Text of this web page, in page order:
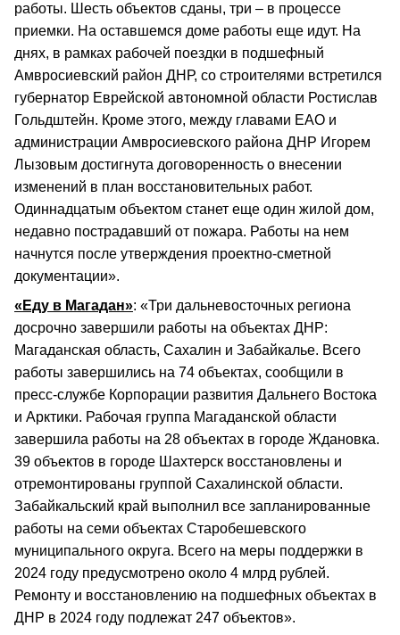
работы. Шесть объектов сданы, три – в процессе
приемки. На оставшемся доме работы еще идут. На
днях, в рамках рабочей поездки в подшефный
Амвросиевский район ДНР, со строителями встретился
губернатор Еврейской автономной области Ростислав
Гольдштейн. Кроме этого, между главами ЕАО и
администрации Амвросиевского района ДНР Игорем
Лызовым достигнута договоренность о внесении
изменений в план восстановительных работ.
Одиннадцатым объектом станет еще один жилой дом,
недавно пострадавший от пожара. Работы на нем
начнутся после утверждения проектно-сметной
документации».
«Еду в Магадан»: «Три дальневосточных региона
досрочно завершили работы на объектах ДНР:
Магаданская область, Сахалин и Забайкалье. Всего
работы завершились на 74 объектах, сообщили в
пресс-службе Корпорации развития Дальнего Востока
и Арктики. Рабочая группа Магаданской области
завершила работы на 28 объектах в городе Ждановка.
39 объектов в городе Шахтерск восстановлены и
отремонтированы группой Сахалинской области.
Забайкальский край выполнил все запланированные
работы на семи объектах Старобешевского
муниципального округа. Всего на меры поддержки в
2024 году предусмотрено около 4 млрд рублей.
Ремонту и восстановлению на подшефных объектах в
ДНР в 2024 году подлежат 247 объектов».